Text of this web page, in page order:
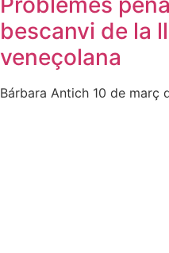
bescanvi de la
veneçolana
Bárbara Antich 10 de març